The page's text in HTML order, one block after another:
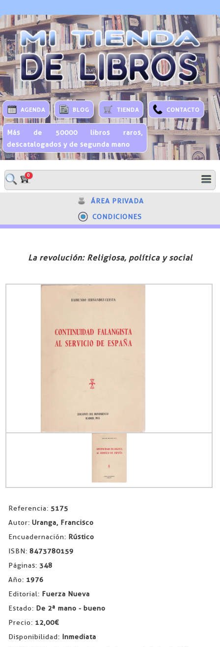
AGENDA BLOG TIENDA CONTACTO
Más de 50000 libros raros,
descatalogados y de segunda mano
0
ÁREA PRIVADA
CONDICIONES
La revolución: Religiosa, política y social
Referencia: 5175
Autor: Uranga, Francisco
Encuadernación: Rústico
ISBN: 8473780159
Páginas: 348
Año: 1976
Editorial: Fuerza Nueva
Estado: De 2ª mano - bueno
Precio: 12,00€
Disponibilidad: Inmediata